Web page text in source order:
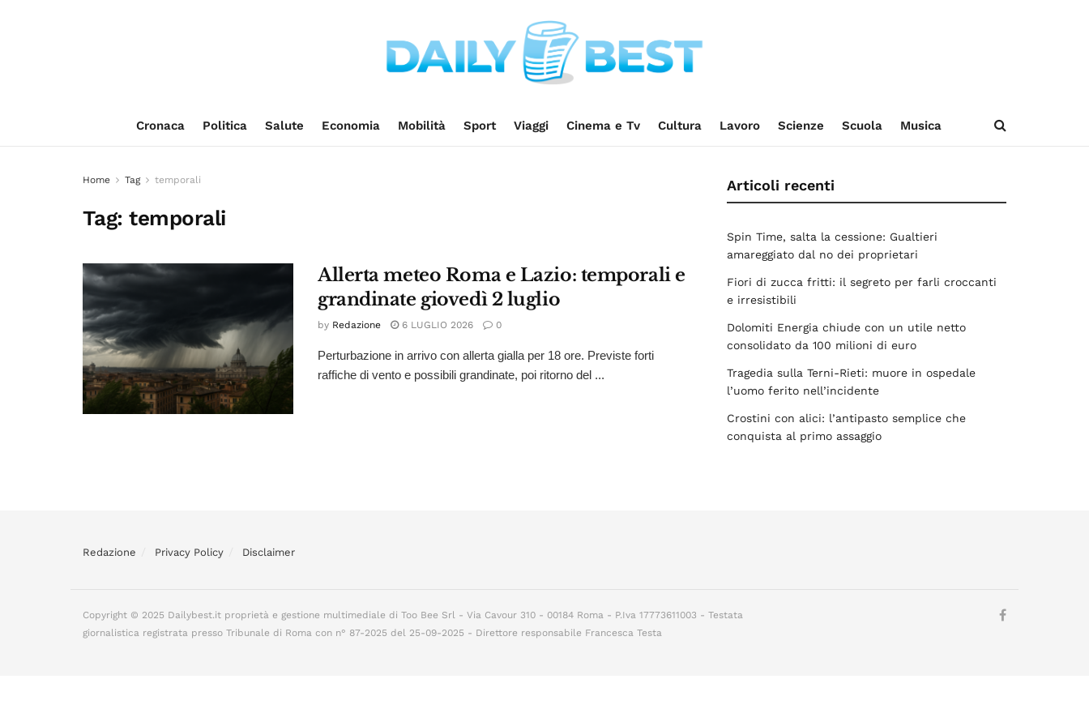
Cronaca Politica Salute Economia Mobilità Sport Viaggi Cinema e Tv Cultura Lavoro Scienze Scuola Musica
Home Tag temporali
Tag:temporali
Allerta meteo Roma e Lazio: temporali e
grandinate giovedì 2 luglio
by Redazione 6 LUGLIO 2026 0
Perturbazione in arrivo con allerta gialla per 18 ore. Previste forti
raffiche di vento e possibili grandinate, poi ritorno del ...
Articoli recenti
Spin Time, salta la cessione: Gualtieri
amareggiato dal no dei proprietari
Fiori di zucca fritti: il segreto per farli croccanti
e irresistibili
Dolomiti Energia chiude con un utile netto
consolidato da 100 milioni di euro
Tragedia sulla Terni-Rieti: muore in ospedale
l’uomo ferito nell’incidente
Crostini con alici: l’antipasto semplice che
conquista al primo assaggio
Redazione Privacy Policy Disclaimer
Copyright © 2025 Dailybest.it proprietà e gestione multimediale di Too Bee Srl - Via Cavour 310 - 00184 Roma - P.Iva 17773611003 - Testata
giornalistica registrata presso Tribunale di Roma con n° 87-2025 del 25-09-2025 - Direttore responsabile Francesca Testa